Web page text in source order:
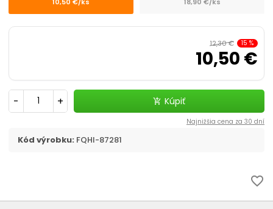
12,30 € 15 %
10,50 €
- + add_shopping_cart Kúpiť
Najnižšia cena za 30 dní
Kód výrobku: FQHI-87281
favorite_border